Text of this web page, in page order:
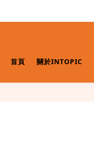
首頁 關於INTOPIC